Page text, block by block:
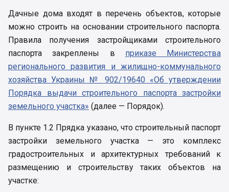
Дачные дома входят в перечень объектов, которые
можно строить на основании строительного паспорта.
Правила получения застройщиками строительного
паспорта закреплены в приказе Министерства
регионального развития и жилищно-коммунального
хозяйства Украины № 902/19640 «Об утверждении
Порядка выдачи строительного паспорта застройки
земельного участка» (далее — Порядок).
В пункте 1.2 Прядка указано, что строительный паспорт
застройки земельного участка — это комплекс
градостроительных и архитектурных требований к
размещению и строительству таких объектов на
участке: